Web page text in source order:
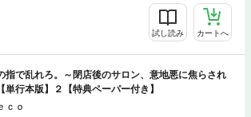
試し読み カートへ
指で乱れろ。～閉店後のサロン、意地悪に焦らされ
単行本版】２【特典ペーパー付き】
ｃｏ